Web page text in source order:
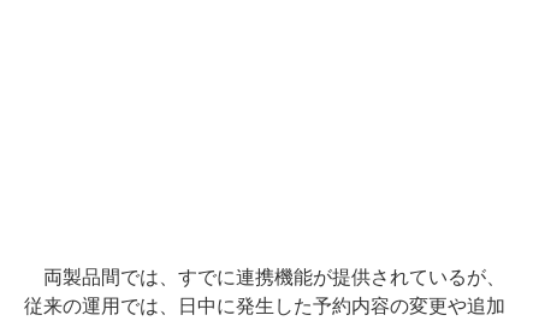
両製品間では、すでに連携機能が提供されているが、
従来の運用では、日中に発生した予約内容の変更や追加